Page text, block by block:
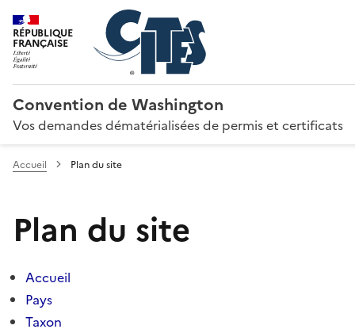
RÉPUBLIQUE
FRANÇAISE
Convention de Washington
Vos demandes dématérialisées de permis et certificats
Accueil Plan du site
Plan du site
Accueil
Pays
Taxon